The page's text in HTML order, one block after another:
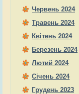
Червень 2024
Травень 2024
Квітень 2024
Березень 2024
Лютий 2024
Січень 2024
Грудень 2023